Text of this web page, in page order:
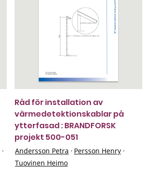
·
Råd för installation av
värmedetektionskablar på
ytterfasad : BRANDFORSK
projekt 500-051
Andersson Petra · Persson Henry ·
Tuovinen Heimo